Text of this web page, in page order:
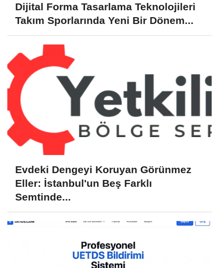
Dijital Forma Tasarlama Teknolojileri
Takım Sporlarında Yeni Bir Dönem...
Evdeki Dengeyi Koruyan Görünmez
Eller: İstanbul'un Beş Farklı
Semtinde...